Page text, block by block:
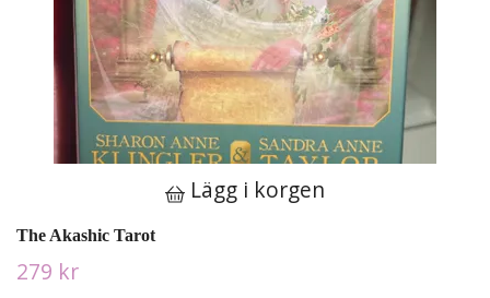
Lägg i korgen
The Akashic Tarot
279 kr